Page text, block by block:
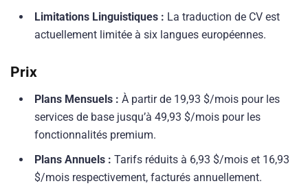
Limitations Linguistiques : La traduction de CV est
actuellement limitée à six langues européennes.
Prix
Plans Mensuels : À partir de 19,93 $/mois pour les
services de base jusqu’à 49,93 $/mois pour les
fonctionnalités premium.
Plans Annuels : Tarifs réduits à 6,93 $/mois et 16,93
$/mois respectivement, facturés annuellement.